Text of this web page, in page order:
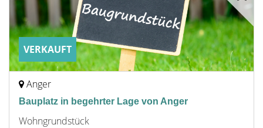
VERKAUFT
Anger
Bauplatz in begehrter Lage von Anger
Wohngrundstück